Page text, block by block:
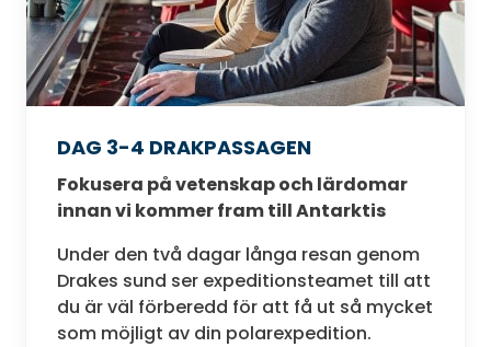
DAG 3-4 DRAKPASSAGEN
Fokusera på vetenskap och lärdomar
innan vi kommer fram till Antarktis
Under den två dagar långa resan genom
Drakes sund ser expeditionsteamet till att
du är väl förberedd för att få ut så mycket
som möjligt av din polarexpedition.